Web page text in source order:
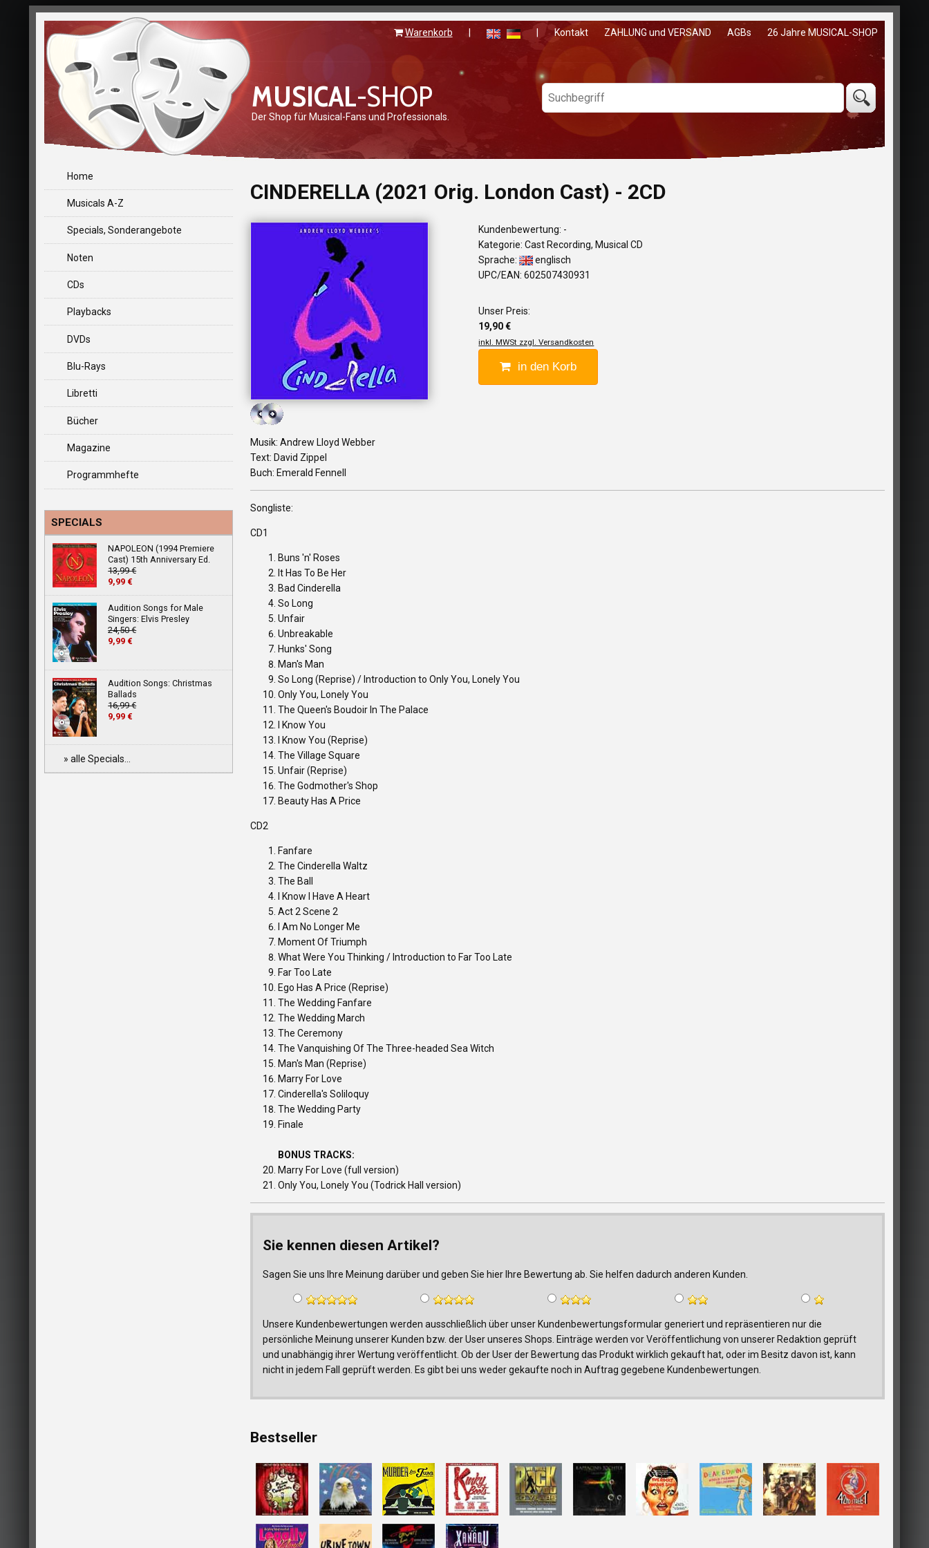
MUSICAL-SHOP
Warenkorb Kontakt ZAHLUNG und VERSAND AGBs 26 Jahre MUSICAL-SHOP
Der Shop für Musical-Fans und Professionals.
Home
Musicals A-Z
Specials, Sonderangebote
Noten
CDs
Playbacks
DVDs
Blu-Rays
Libretti
Bücher
Magazine
Programmhefte
SPECIALS
NAPOLEON (1994 Premiere
Cast) 15th Anniversary Ed.
13,99 €
9,99 €
Audition Songs for Male
Singers: Elvis Presley
24,50 €
9,99 €
Audition Songs: Christmas
Ballads
16,99 €
9,99 €
» alle Specials...
CINDERELLA (2021 Orig. London Cast) - 2CD
Kundenbewertung: -
Kategorie: Cast Recording, Musical CD
Sprache:
englisch
UPC/EAN: 602507430931
Unser Preis:
19,90 €
inkl. MWSt zzgl. Versandkosten
in den Korb
Musik: Andrew Lloyd Webber
Text: David Zippel
Buch: Emerald Fennell
Songliste:
CD1
Buns 'n' Roses
It Has To Be Her
Bad Cinderella
So Long
Unfair
Unbreakable
Hunks' Song
Man's Man
So Long (Reprise) / Introduction to Only You, Lonely You
Only You, Lonely You
The Queen's Boudoir In The Palace
I Know You
I Know You (Reprise)
The Village Square
Unfair (Reprise)
The Godmother's Shop
Beauty Has A Price
CD2
Fanfare
The Cinderella Waltz
The Ball
I Know I Have A Heart
Act 2 Scene 2
I Am No Longer Me
Moment Of Triumph
What Were You Thinking / Introduction to Far Too Late
Far Too Late
Ego Has A Price (Reprise)
The Wedding Fanfare
The Wedding March
The Ceremony
The Vanquishing Of The Three-headed Sea Witch
Man's Man (Reprise)
Marry For Love
Cinderella's Soliloquy
The Wedding Party
Finale
BONUS TRACKS:
Marry For Love (full version)
Only You, Lonely You (Todrick Hall version)
Sie kennen diesen Artikel?
Sagen Sie uns Ihre Meinung darüber und geben Sie hier Ihre Bewertung ab. Sie helfen dadurch anderen Kunden.
Unsere Kundenbewertungen werden ausschließlich über unser Kundenbewertungsformular generiert und repräsentieren nur die
persönliche Meinung unserer Kunden bzw. der User unseres Shops. Einträge werden vor Veröffentlichung von unserer Redaktion geprüft
und unabhängig ihrer Wertung veröffentlicht. Ob der User der Bewertung das Produkt wirklich gekauft hat, oder im Besitz davon ist, kann
nicht in jedem Fall geprüft werden. Es gibt bei uns weder gekaufte noch in Auftrag gegebene Kundenbewertungen.
Bestseller